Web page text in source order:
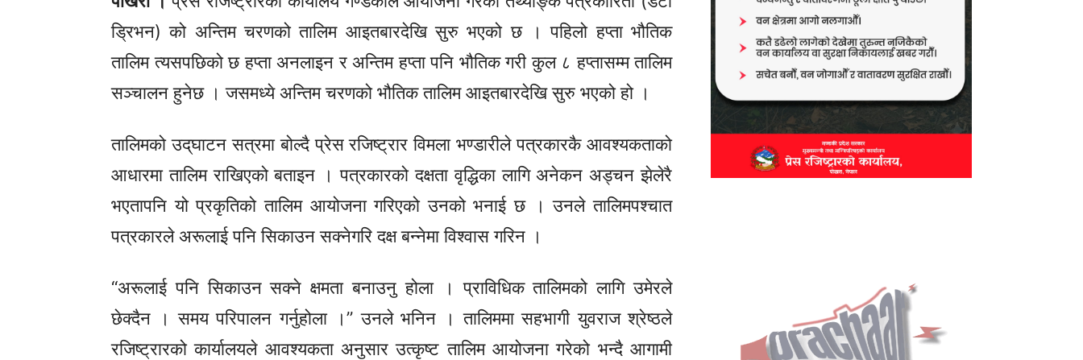
ड्रिभन) को अन्तिम चरणको तालिम आइतबारदेखि सुरु भएको छ । पहिलो हप्ता भौतिक
तालिम त्यसपछिको छ हप्ता अनलाइन र अन्तिम हप्ता पनि भौतिक गरी कुल ८ हप्तासम्म तालिम
सञ्चालन हुनेछ । जसमध्ये अन्तिम चरणको भौतिक तालिम आइतबारदेखि सुरु भएको हो ।
तालिमको उद्‌घाटन सत्रमा बोल्दै प्रेस रजिष्ट्रार विमला भण्डारीले पत्रकारकै आवश्यकताको
आधारमा तालिम राखिएको बताइन । पत्रकारको दक्षता वृद्धिका लागि अनेकन अड्चन झेलेरै
भएतापनि यो प्रकृतिको तालिम आयोजना गरिएको उनको भनाई छ । उनले तालिमपश्चात
पत्रकारले अरूलाई पनि सिकाउनसक्नेगरिदक्ष बन्नेमा विश्वास गरिन ।
“अरूलाई पनि सिकाउन सक्ने क्षमता बनाउनु होला । प्राविधिक तालिमको लागि उमेरले
छेक्दैन । समय परिपालन गर्नुहोला ।” उनले भनिन । तालिममा सहभागी युवराज श्रेष्ठले
रजिष्ट्रारको कार्यालयले आवश्यकता अनुसार उत्कृष्ट तालिम आयोजना गरेको भन्दै आगामी